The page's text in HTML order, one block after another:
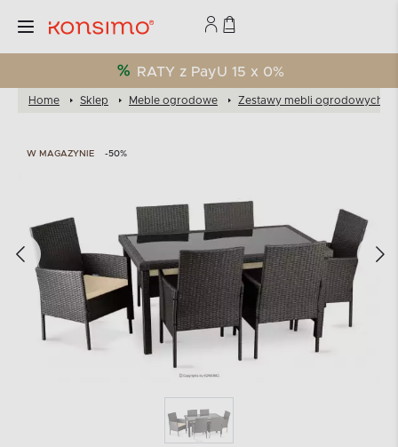
RATY z PayU 15 x 0%
Home Sklep Meble ogrodowe Zestawy mebli ogrodowych
W MAGAZYNIE -50%